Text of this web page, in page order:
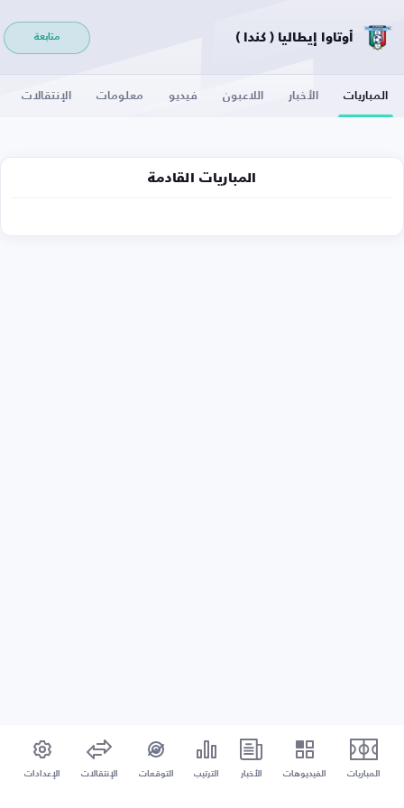
أوتاوا إيطاليا ( كندا ) متابعة
المباريات الأخبار اللاعبون فيديو معلومات الإنتقالات
المباريات القادمة
المباريات الفيديوهات الأخبار الترتيب التوقعات الإنتقالات الإعدادات